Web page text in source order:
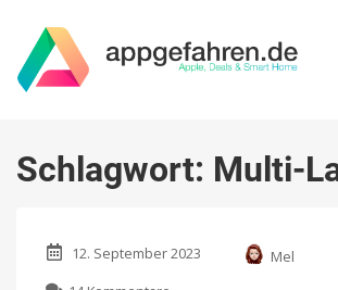
Schlagwort: Multi-
12. September 2023
Mel